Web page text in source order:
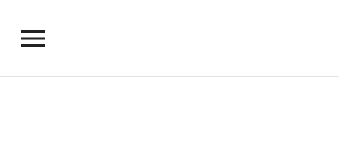
메